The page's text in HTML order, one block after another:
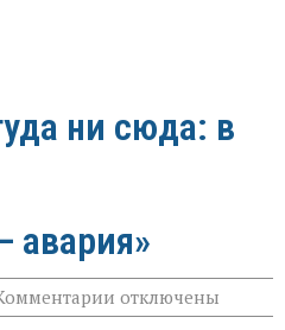
ни сюда: в
авария»
к
записи
отключены